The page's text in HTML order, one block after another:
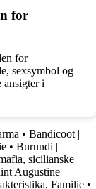
for
for
sexsymbol og
ansigter i
• Bandicoot |
• Burundi |
sicilianske
Augustine |
Familie •